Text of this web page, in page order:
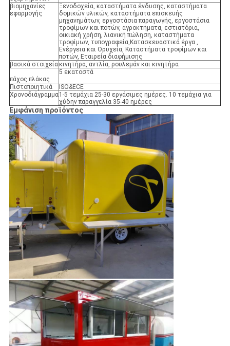
βιομηχανίες
εφαρμογής
Ξενοδοχεία, καταστήματα ένδυσης, καταστήματα
δομικών υλικών, καταστήματα επισκευής
μηχανημάτων, εργοστάσια παραγωγής, εργοστάσια
τροφίμων και ποτών, αγροκτήματα, εστιατόρια,
οικιακή χρήση, λιανική πώληση, καταστήματα
τροφίμων, τυπογραφεία,Κατασκευαστικά έργα ,
Ενέργεια και Ορυχεία, Καταστήματα τροφίμων και
ποτών, Εταιρεία διαφήμισης
βασικά στοιχεία κινητήρα, αντλία, ρουλεμάν και κινητήρα
πάχος πλάκας
5 εκατοστά
Πιστοποιητικά
ISO&ECE
Χρονοδιάγραμμα1-5 τεμάχια 25-30 εργάσιμες ημέρες. 10 τεμάχια για
χύδην παραγγελία 35-40 ημέρες
Εμφάνιση προϊόντος